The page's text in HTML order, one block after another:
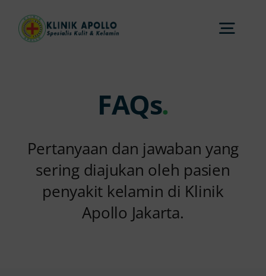
Tentang Kami
Layanan
FAQs
FAQs.
Pertanyaan dan jawaban yang
sering diajukan oleh pasien
penyakit kelamin di Klinik
Apollo Jakarta.